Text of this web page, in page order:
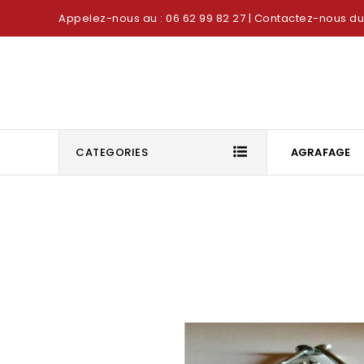
Appelez-nous au : 06 62 99 82 27 | Contactez-nous
CATEGORIES AGRAFAGE